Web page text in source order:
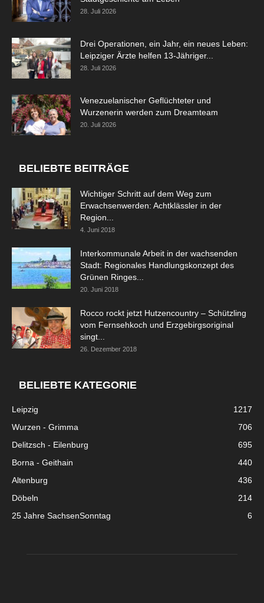
28. Juli 2026
Drei Operationen, ein Jahr, ein neues Leben:
Leipziger Ärzte helfen 13-Jähriger...
28. Juli 2026
Venezuelanischer Geflüchteter und
Wurzenerin werden zum Dreamteam
20. Juli 2026
BELIEBTE BEITRÄGE
Wichtiger Schritt auf dem Weg zum
Erwachsenwerden: Achtklässler in der
Region...
4. Juni 2018
Interkommunale Arbeit in der wachsenden
Stadt: Regionales Handlungskonzept des
Grünen Ringes...
20. Juni 2018
Rocco rockt jetzt Hutzencountry – Schützling
vom Fernsehkoch und Erzgebirgsoriginal
singt...
26. Dezember 2018
BELIEBTE KATEGORIE
Leipzig
1217
Wurzen - Grimma
706
Delitzsch - Eilenburg
695
Borna - Geithain
440
Altenburg
436
Döbeln
214
25 Jahre SachsenSonntag
6